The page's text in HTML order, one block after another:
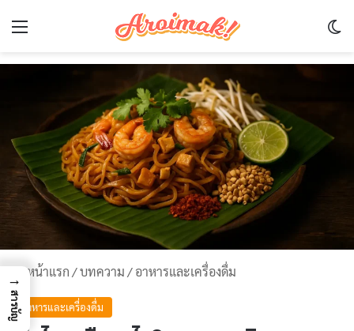
Menu
หน้าแรก/บทความ/อาหารและเครื่องดื่ม
อาหารและเครื่องดื่ม
→
สารบัญ